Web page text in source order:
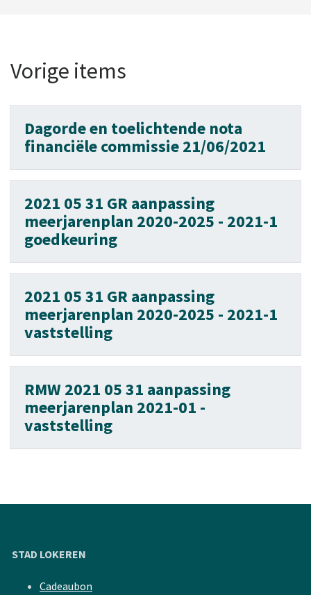
Vorige items
Dagorde en toelichtende nota
financiële commissie 21/06/2021
2021 05 31 GR aanpassing
meerjarenplan 2020-2025 - 2021-1
goedkeuring
2021 05 31 GR aanpassing
meerjarenplan 2020-2025 - 2021-1
vaststelling
RMW 2021 05 31 aanpassing
meerjarenplan 2021-01 -
vaststelling
STAD LOKEREN
Cadeaubon